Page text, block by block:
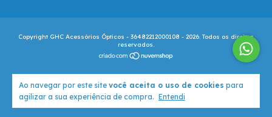
Ao navegar por este site você aceita o uso de cookies para
agilizar a sua experiência de compra. Entendi
Copyright GHC Acessórios Ópticos - 36482212000108 - 2026. Todos os direitos
reservados.